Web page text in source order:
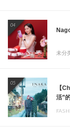
04
未分
05
【
活”